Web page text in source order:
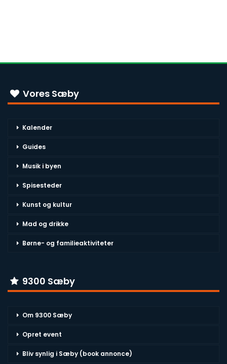
Vores Sæby
Kalender
Guides
Musik i byen
Spisesteder
Kunst og kultur
Mad og drikke
Børne- og familieaktiviteter
9300 Sæby
Om 9300 Sæby
Opret event
Bliv synlig i Sæby (book annonce)